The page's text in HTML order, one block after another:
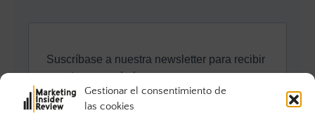
Gestionar el consentimiento de
las cookies